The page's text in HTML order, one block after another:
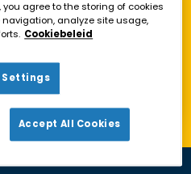
in de buurt!
loketten
you agree to the storing of cookies
analyze site usage,
Cookiebeleid
Settings
Accept All Cookies